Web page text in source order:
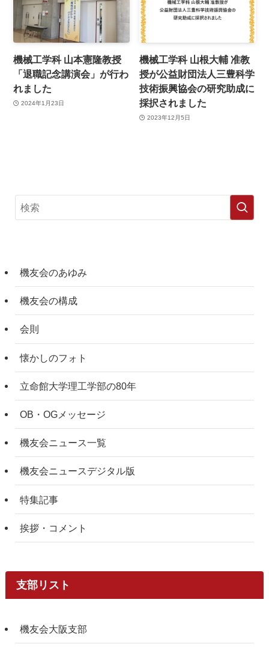
機械工学科 山本憲隆教授
「退職記念講演会」が行わ
れました
2024年1月23日
機械工学科 山根大輔 准教
授が公益財団法人三豊科学
技術振興協会の研究助成に
採択されました
2023年12月5日
機友会のあゆみ
機友会の構成
会則
懐かしのフォト
立命館大学理工学部の80年
OB・OGメッセージ
機友会ニュース一覧
機友会ニュースデジタル版
特集記事
挨拶・コメント
支部リスト
機友会大阪支部